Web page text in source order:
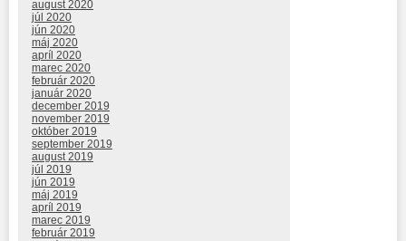
august 2020
júl 2020
jún 2020
máj 2020
apríl 2020
marec 2020
február 2020
január 2020
december 2019
november 2019
október 2019
september 2019
august 2019
júl 2019
jún 2019
máj 2019
apríl 2019
marec 2019
február 2019